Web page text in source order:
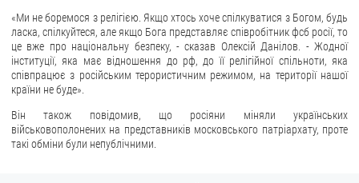
Новини
Drone Deals
Фотогалерея
Відеогалерея
ЗВЕРНЕННЯ ГРОМАДЯН
«Ми не боремося з релігією. Якщо хтось хоче спілкуватися з Богом, будь
ласка, спілкуйтеся, але якщо Бога представляє співробітник фсб росії, то
це вже про національну безпеку, - сказав Олексій Данілов. - Жодної
інституції, яка має відношення до рф, до її релігійної спільноти, яка
співпрацює з російським терористичним режимом, на території нашої
країни не буде».
Він також повідомив, що росіяни міняли українських
військовополонених на представників московського патріархату, проте
такі обміни були непублічними.